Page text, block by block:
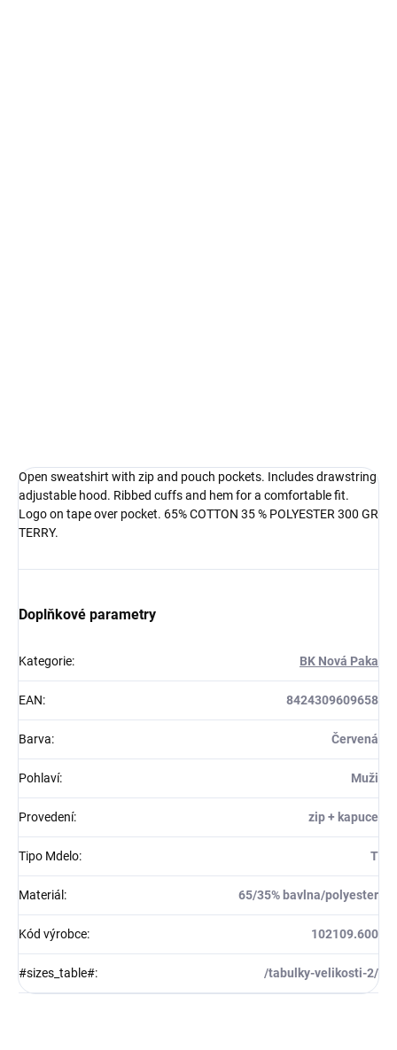
Open sweatshirt with zip and pouch pockets. Includes drawstring
adjustable hood. Ribbed cuffs and hem for a comfortable fit.
Logo on tape over pocket. 65% COTTON 35 % POLYESTER 300 GR
TERRY.
Doplňkové parametry
Kategorie: BK Nová Paka
EAN: 8424309609658
Barva: Červená
Pohlaví: Muži
Provedení: zip + kapuce
Tipo Mdelo: T
Materiál : 65/35% bavlna/polyester
Kód výrobce: 102109.600
#sizes_table#: /tabulky-velikosti-2/